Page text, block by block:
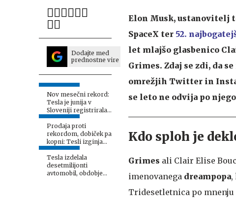
Dodajte med
prednostne vire
Nov mesečni rekord:
Tesla je junija v
Sloveniji registrirala
485 električnih
modelov 3
Prodaja proti
rekordom, dobiček pa
kopni: Tesli izginja
pomemben vir
zaslužka
Tesla izdelala
desetmilijonti
avtomobil, obdobje
Elon Musk, ustanovitelj
SpaceX ter 52.
let mlajšo glasbenico
Grimes. Zdaj se zdi, da
omrežjih Twitter in
se leto ne odvija po
Kdo sploh je
Grimes ali Clair Elise
imenovanega dreampopa,
Tridesetletnica po